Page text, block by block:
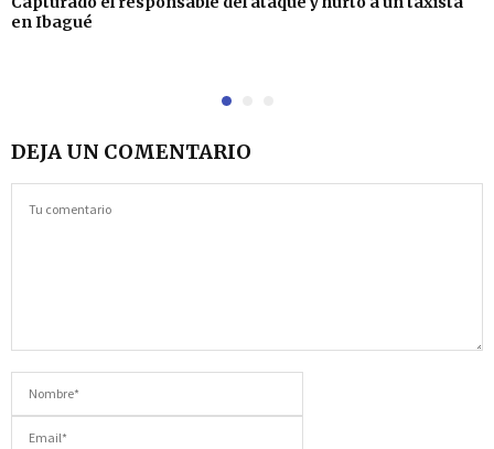
en Ibagué
DEJA UN COMENTARIO